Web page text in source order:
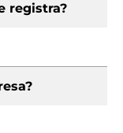
registra?